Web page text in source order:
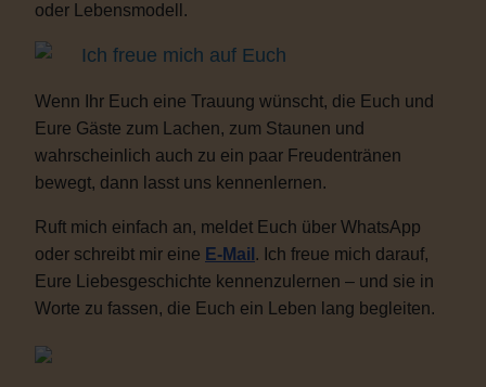
oder Lebensmodell.
Ich freue mich auf Euch
Wenn Ihr Euch eine Trauung wünscht, die Euch und
Eure Gäste zum Lachen, zum Staunen und
wahrscheinlich auch zu ein paar Freudentränen
bewegt, dann lasst uns kennenlernen.
Ruft mich einfach an, meldet Euch über WhatsApp
oder schreibt mir eine E-Mail . Ich freue mich darauf,
Eure Liebesgeschichte kennenzulernen – und sie in
Worte zu fassen, die Euch ein Leben lang begleiten.